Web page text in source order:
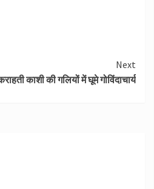
Next
काशी की गलियों में घूमे गोविंदाचार्य